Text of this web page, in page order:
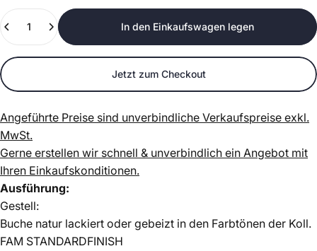
Anzahl
In den Einkaufswagen legen
Jetzt zum Checkout
Angeführte Preise sind unverbindliche Verkaufspreise exkl.
MwSt.
Gerne erstellen wir schnell & unverbindlich ein Angebot mit
Ihren Einkaufskonditionen.
Ausführung:
Gestell:
Buche natur lackiert oder gebeizt in den Farbtönen der Koll.
FAM STANDARDFINISH